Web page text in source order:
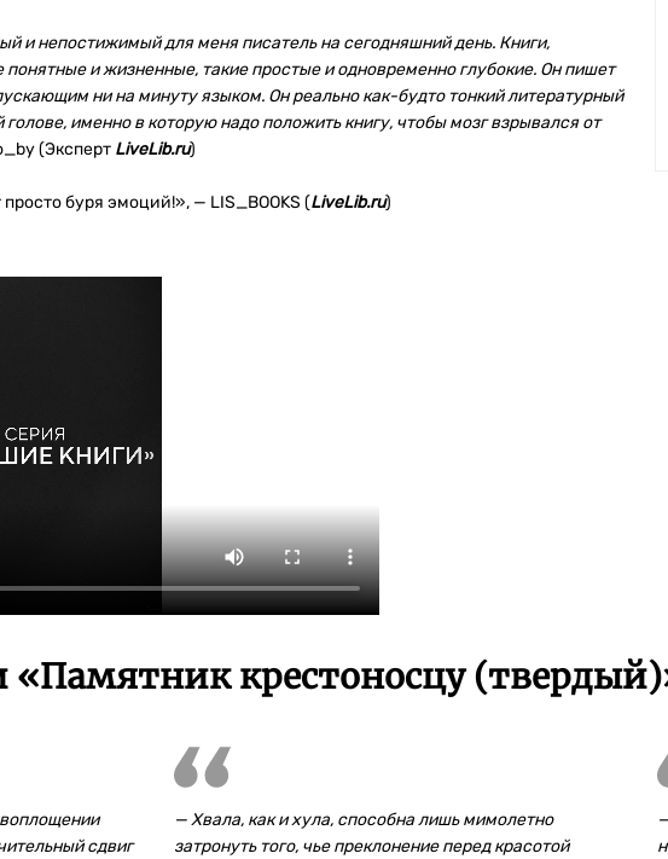
и непостижимый для меня писатель на сегодняшний день. Книги,
и жизненные, такие простые и одновременно глубокие. Он пишет
ни на минуту языком. Он реально как-будто тонкий литературный
голове, именно в которую надо положить книгу, чтобы мозг взрывался от
(Эксперт LiveLib.ru)
буря эмоций!», — LIS_BOOKS (LiveLib.ru)
крестоносцу
сдвиг
— Хвала, как и хула, способна лишь мимолетно
затронуть того, чье преклонение перед красотой